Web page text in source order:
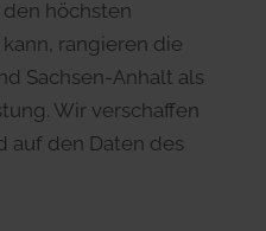
höchsten
rangieren die
Sachsen-Anhalt als
Wir verschaffen
auf den Daten des